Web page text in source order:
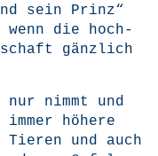
sein Prinz“
die hoch­
gänz­lich
nimmt und
höhe­re
Tie­ren und auch